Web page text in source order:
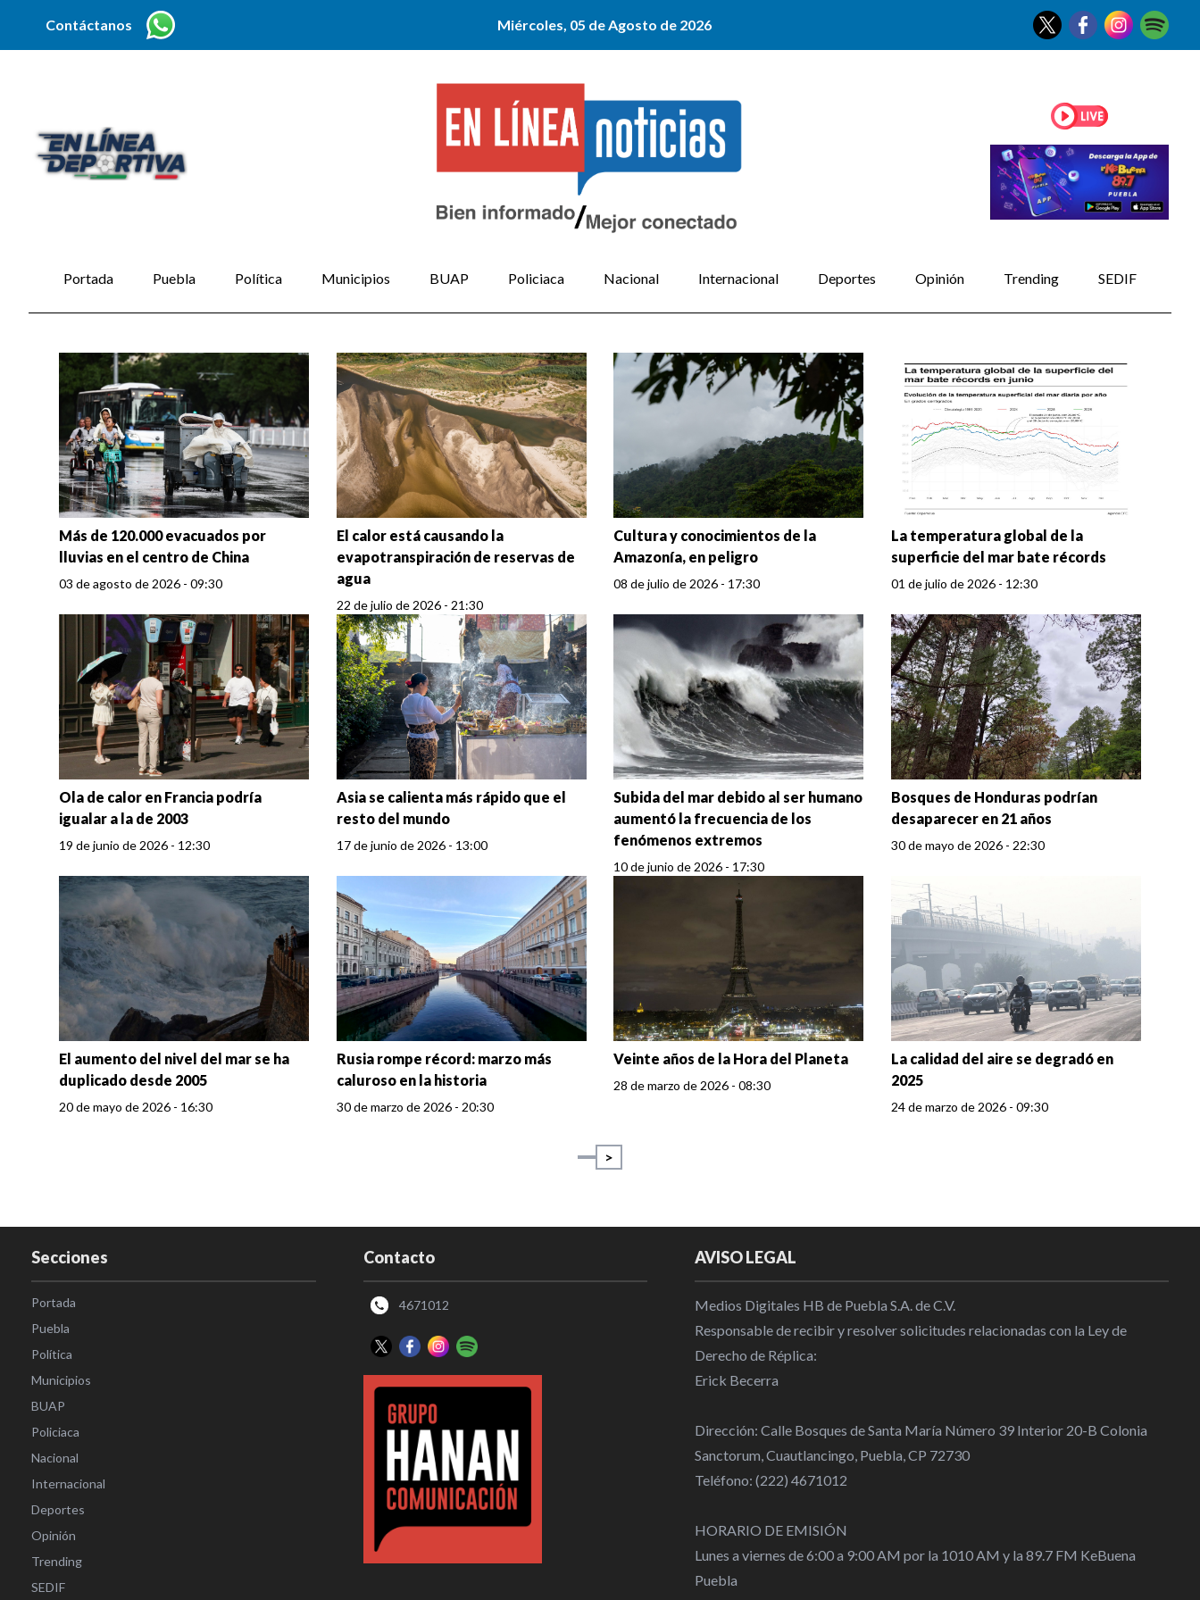
Contáctanos Miércoles, 05 de Agosto de 2026
Portada Puebla Política Municipios BUAP Policiaca Nacional Internacional Deportes Opinión Trending SEDIF
Más de 120.000 evacuados por
lluvias en el centro de China
03 de agosto de 2026 - 09:30
El calor está causando la
evapotranspiración de reservas de
agua
22 de julio de 2026 - 21:30
Cultura y conocimientos de la
Amazonía, en peligro
08 de julio de 2026 - 17:30
La temperatura global de la
superficie del mar bate récords
01 de julio de 2026 - 12:30
Ola de calor en Francia podría
igualar a la de 2003
19 de junio de 2026 - 12:30
Asia se calienta más rápido que el
resto del mundo
17 de junio de 2026 - 13:00
Subida del mar debido al ser humano
aumentó la frecuencia de los
fenómenos extremos
10 de junio de 2026 - 17:30
Bosques de Honduras podrían
desaparecer en 21 años
30 de mayo de 2026 - 22:30
El aumento del nivel del mar se ha
duplicado desde 2005
20 de mayo de 2026 - 16:30
Rusia rompe récord: marzo más
caluroso en la historia
30 de marzo de 2026 - 20:30
Veinte años de la Hora del Planeta
28 de marzo de 2026 - 08:30
La calidad del aire se degradó en
2025
24 de marzo de 2026 - 09:30
>
Secciones
Portada
Puebla
Política
Municipios
BUAP
Policiaca
Nacional
Internacional
Deportes
Opinión
Trending
SEDIF
Contacto
4671012
AVISO LEGAL
Medios Digitales HB de Puebla S.A. de C.V.
Responsable de recibir y resolver solicitudes relacionadas con la Ley de
Derecho de Réplica:
Erick Becerra
Dirección: Calle Bosques de Santa María Número 39 Interior 20-B Colonia
Sanctorum, Cuautlancingo, Puebla, CP 72730
Teléfono: (222) 4671012
HORARIO DE EMISIÓN
Lunes a viernes de 6:00 a 9:00 AM por la 1010 AM y la 89.7 FM KeBuena
Puebla